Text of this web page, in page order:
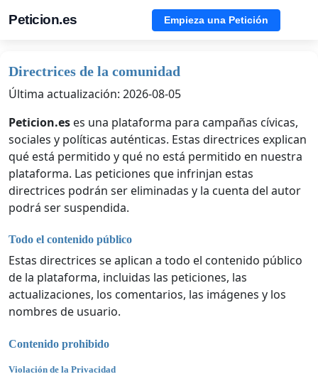
Peticion.es Empieza una Petición
Directrices de la comunidad
Última actualización: 2026-08-05
Peticion.es es una plataforma para campañas cívicas,
sociales y políticas auténticas. Estas directrices explican
qué está permitido y qué no está permitido en nuestra
plataforma. Las peticiones que infrinjan estas
directrices podrán ser eliminadas y la cuenta del autor
podrá ser suspendida.
Todo el contenido público
Estas directrices se aplican a todo el contenido público
de la plataforma, incluidas las peticiones, las
actualizaciones, los comentarios, las imágenes y los
nombres de usuario.
Contenido prohibido
Violación de la Privacidad